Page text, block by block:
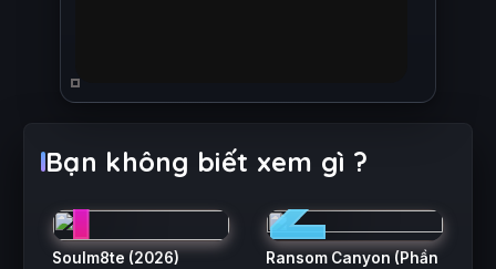
Bạn không biết xem gì ?
1
Soulm8te (2026) 2
Ransom Canyon (Phần